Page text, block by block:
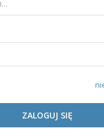
ZALOGUJ SIĘ